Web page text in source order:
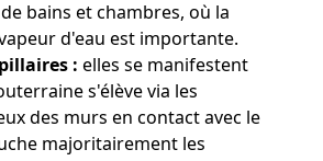
bains et chambres, où la
d'eau est importante.
: elles se manifestent
s'élève via les
des murs en contact avec le
majoritairement les